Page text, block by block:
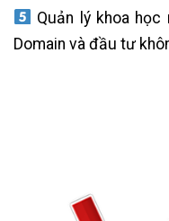
Quản lý khoa
Domain và đầu tư